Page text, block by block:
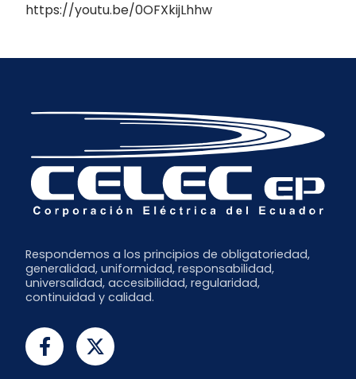
https://youtu.be/0OFXkijLhhw
Respondemos a los principios de obligatoriedad,
generalidad, uniformidad, responsabilidad,
universalidad, accesibilidad, regularidad,
continuidad y calidad.